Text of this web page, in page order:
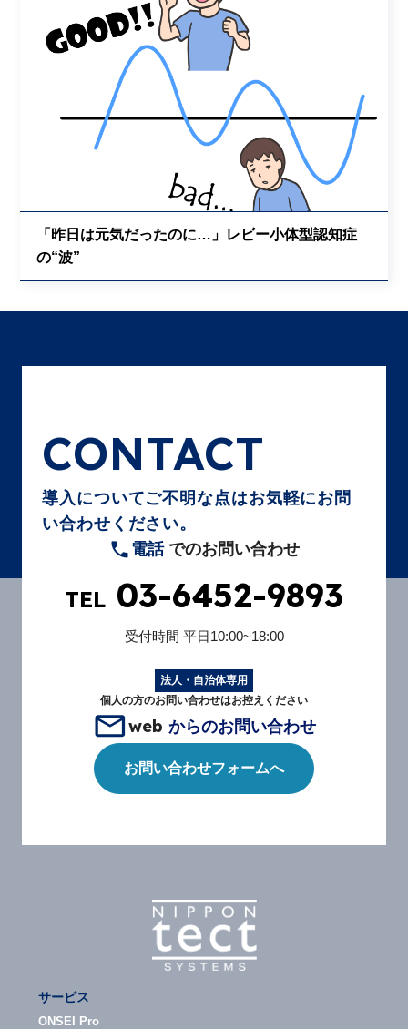
「昨日は元気だったのに…」レビー小体型認知症
の“波”
CONTACT
導入についてご不明な点はお気軽にお問
い合わせください。
電話でのお問い合わせ
TEL 03-6452-9893
受付時間 平日10:00~18:00
法人・自治体専用
個人の方のお問い合わせはお控えください
web からのお問い合わせ
お問い合わせフォームへ
サービス
ONSEI Pro